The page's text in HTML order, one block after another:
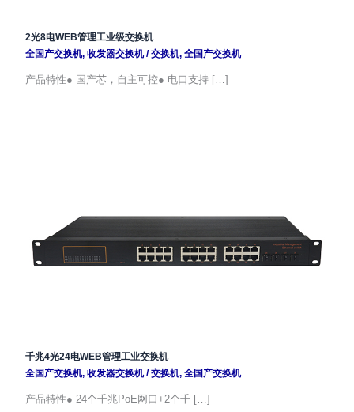
2光8电WEB管理工业级交换机
全国产交换机, 收发器交换机/交换机, 全国产交换机
产品特性● 国产芯，自主可控● 电口支持 […]
千兆4光24电WEB管理工业交换机
全国产交换机, 收发器交换机/交换机, 全国产交换机
产品特性● 24个千兆PoE网口+2个千 […]